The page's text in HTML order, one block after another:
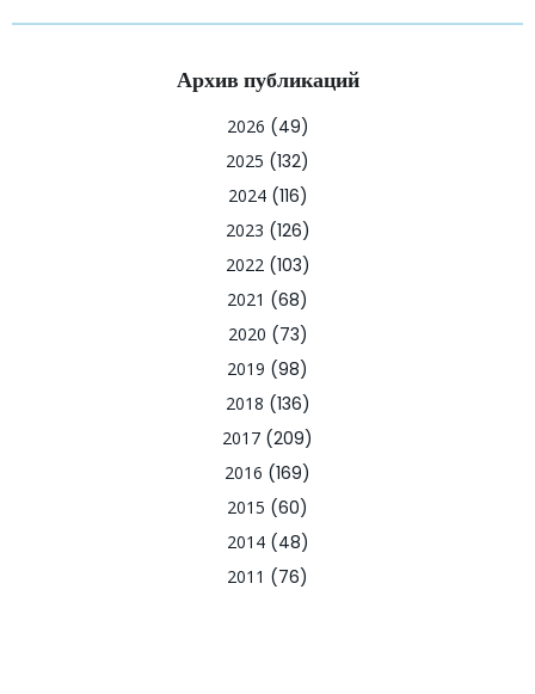
Архив публикаций
2026 (49)
2025 (132)
2024(116)
2023 (126)
2022(103)
2021 (68)
2020 (73)
2019 (98)
2018 (136)
2017 (209)
2016 (169)
2015 (60)
2014(48)
2011 (76)